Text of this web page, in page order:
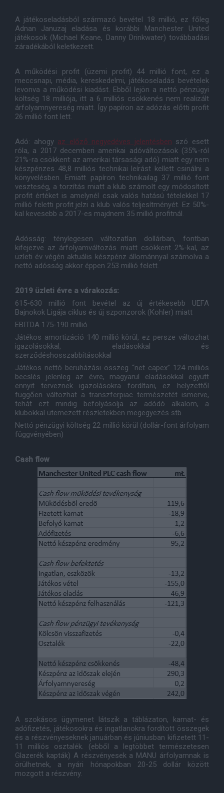
A játékoseladásból származó bevétel 18 millió, ez főleg
Adnan Januzaj eladása és korábbi Manchester United
játékosok (Michael Keane, Danny Drinkwater) továbbadási
záradékából keletkezett.
A működési profit (üzemi profit) 44 millió font, ez a
meccsnapi, média, kereskedelmi, játékoseladás bevételek
levonva a működési kiadást. Ebből lejön a nettó pénzügyi
költség 18 milliója, itt a 6 milliós csökkenés nem realizált
árfolyamnyereség miatt. Így papíron az adózás előtti profit
26 millió font lett.
Adó: ahogy az előző negyedéves jelentésben szó esett
róla, a 2017 decemberi amerikai adóváltozások (35%-ról
21%-ra csökkent az amerikai társasági adó) miatt egy nem
készpénzes 48,8 milliós technikai leírást kellett csinálni a
könyvelésben. Emiatt papíron technikailag 37 millió font
veszteség, a torzítás miatt a klub számolt egy módosított
profit értéket is amelynél csak valós hatású tételekkel 17
millió feletti profit jelzi a klub valós teljesítményét. Ez 50%-
kal kevesebb a 2017-es majdnem 35 millió profitnál.
Adósság: ténylegesen változatlan dollárban, fontban
kifejezve az árfolyamváltozás miatt csökkent 2%-kal, az
üzleti év végén aktuális készpénz állománnyal számolva a
nettó adósság akkor éppen 253 millió felett.
2019 üzleti évre a várakozás:
615-630 millió font bevétel az új értékesebb UEFA
Bajnokok Ligája ciklus és új szponzorok (Kohler) miatt
EBITDA 175-190 millió
Játékos amortizáció 140 millió körül, ez persze változhat
igazolásokkal, eladásokkal és
szerződéshosszabbításokkal
Játékos nettó beruházási összeg “net capex” 124 milliós
becslés jelenleg az évre, magyarul eladásokkal együtt
ennyit terveznek igazolásokra fordítani, ez helyzettől
függően változhat a transzferpiac természetét ismerve,
tehát ezt mindig befolyásolja az adódó alkalom, a
klubokkal ütemezett részletekben megegyezés stb.
Nettó pénzügyi költség 22 millió körül (dollár-font árfolyam
függvényében)
Cash flow
A szokásos ügymenet látszik a táblázaton, kamat- és
adófizetés, játékosokra és ingatlanokra fordított összegek
és a részvényeseknek januárban és júniusban kifizetett 11-
11 milliós osztalék. (ebből a legtöbbet természetesen
Glazerék kapták) A részvényesek a MANU árfolyamnak is
örülhetnek, a nyári hónapokban 20-25 dollár között
mozgott a részvény.